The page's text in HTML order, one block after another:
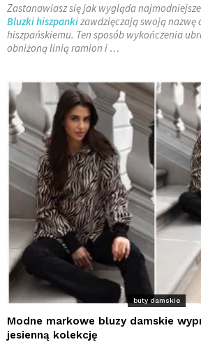
Zastanawiasz się jak wygląda
Bluzki hiszpankizawdzięczają swoją nazwę
hiszpańskiemu. Ten sposób wykończenia
obniżoną linią ramion i …
buty damskie
Modne markowe bluzy damskie
jesienną kolekcję